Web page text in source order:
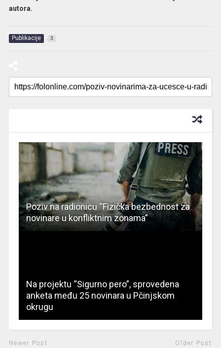
autora.
Publikacije 3
Poziv na radionicu “Fizička bezbednost za
novinare u konfliktnim zonama”
Na projektu “Sigurno pero”, sprovedena
anketa među 25 novinara u Pčinjskom
okrugu
Newer Post Older Post